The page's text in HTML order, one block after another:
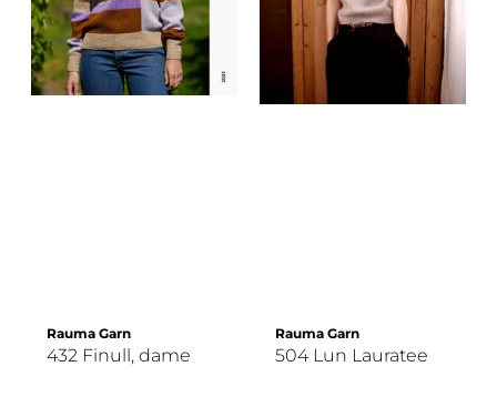
Rauma Garn
432 Finull, dame
Rauma Garn
504 Lun Lauratee